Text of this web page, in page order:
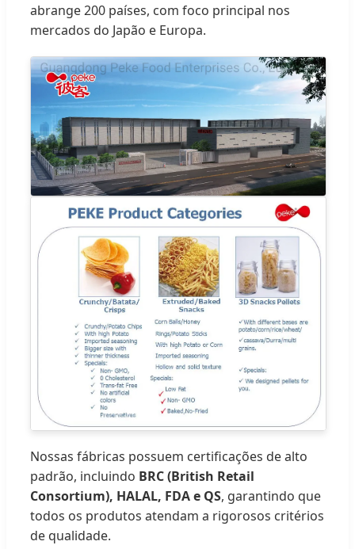
abrange 200 países, com foco principal nos
mercados do Japão e Europa.
Nossas fábricas possuem certificações de alto
padrão, incluindo BRC (British Retail
Consortium), HALAL, FDA e QS, garantindo que
todos os produtos atendam a rigorosos critérios
de qualidade.